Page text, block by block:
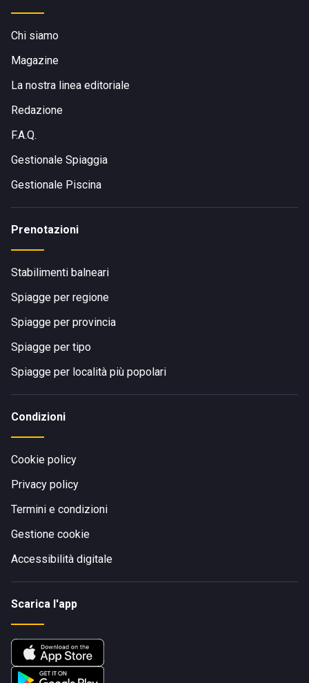
Chi siamo
Magazine
La nostra linea editoriale
Redazione
F.A.Q.
Gestionale Spiaggia
Gestionale Piscina
Prenotazioni
Stabilimenti balneari
Spiagge per regione
Spiagge per provincia
Spiagge per tipo
Spiagge per località più popolari
Condizioni
Cookie policy
Privacy policy
Termini e condizioni
Gestione cookie
Accessibilità digitale
Scarica l'app